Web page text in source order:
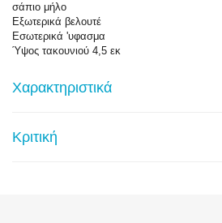
σάπιο μήλο
Εξωτερικά βελουτέ
Εσωτερικά 'υφασμα
Ύψος τακουνιού 4,5 εκ
Χαρακτηριστικά
Κριτική